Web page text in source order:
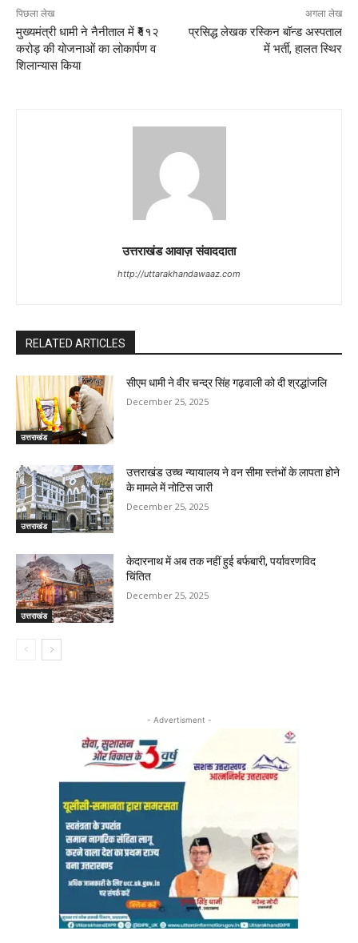
पिछला लेख
मुख्यमंत्री धामी ने नैनीताल में ₹११२
करोड़ की योजनाओं का लोकार्पण व
शिलान्यास किया
अगला लेख
प्रसिद्ध लेखक रस्किन बॉन्ड अस्पताल
में भर्ती, हालत स्थिर
उत्तराखंड आवाज़ संवाददाता
http://uttarakhandawaaz.com
RELATED ARTICLES
उत्तराखंड
सीएम धामी ने वीर चन्द्र सिंह गढ़वाली को दी श्रद्धांजलि
December 25, 2025
उत्तराखंड
उत्तराखंड उच्च न्यायालय ने वन सीमा स्तंभों के लापता होने
के मामले में नोटिस जारी
December 25, 2025
उत्तराखंड
केदारनाथ में अब तक नहीं हुई बर्फबारी, पर्यावरणविद
चिंतित
December 25, 2025
- Advertisment -